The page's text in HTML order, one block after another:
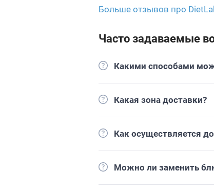
Больше отзывов про
Часто задаваемые
Какими способами
Какая зона доставки?
Как осуществляется
Можно ли заменить